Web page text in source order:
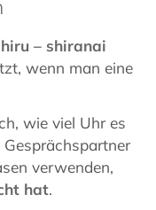
– shiranai
wenn man eine
wie viel Uhr es
verwenden,
hat.